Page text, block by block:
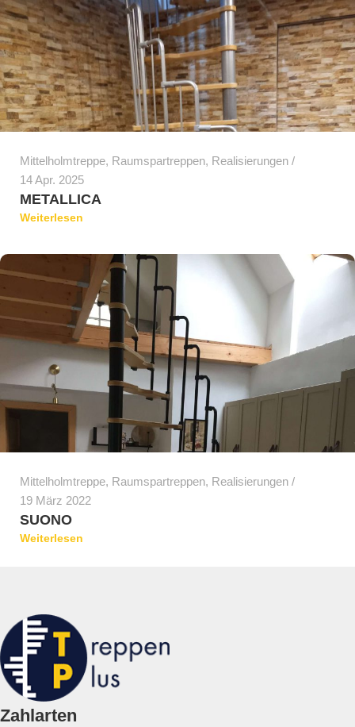
Mittelholmtreppe, Raumspartreppen, Realisierungen
14 Apr. 2025
METALLICA
Weiterlesen
Mittelholmtreppe, Raumspartreppen, Realisierungen
19 März 2022
SUONO
Weiterlesen
Zahlarten